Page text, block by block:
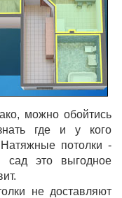
можно обойтись
где и у кого
потолки -
сад это выгодное
не доставляют